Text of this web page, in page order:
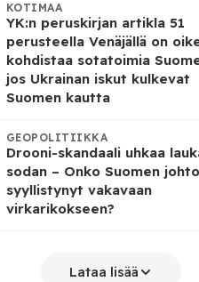
KOTIMAA
YK:n peruskirjan artikla 51
perusteella Venäjällä on
kohdistaa sotatoimia
jos Ukrainan iskut kulkevat
Suomen kautta
GEOPOLITIIKKA
Drooni-skandaali uhkaa
sodan – Onko Suomen johto
syyllistynyt vakavaan
virkarikokseen?
Lataa lisää